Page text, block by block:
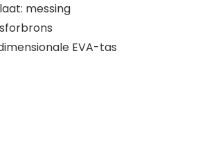
messing
EVA-tas